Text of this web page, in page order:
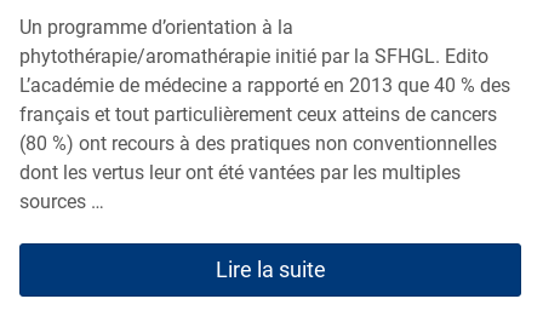
Un programme d’orientation à la
phytothérapie/aromathérapie initié par la SFHGL. Edito
L’académie de médecine a rapporté en 2013 que 40 % des
français et tout particulièrement ceux atteins de cancers
(80 %) ont recours à des pratiques non conventionnelles
dont les vertus leur ont été vantées par les multiples
sources …
Lire la suite